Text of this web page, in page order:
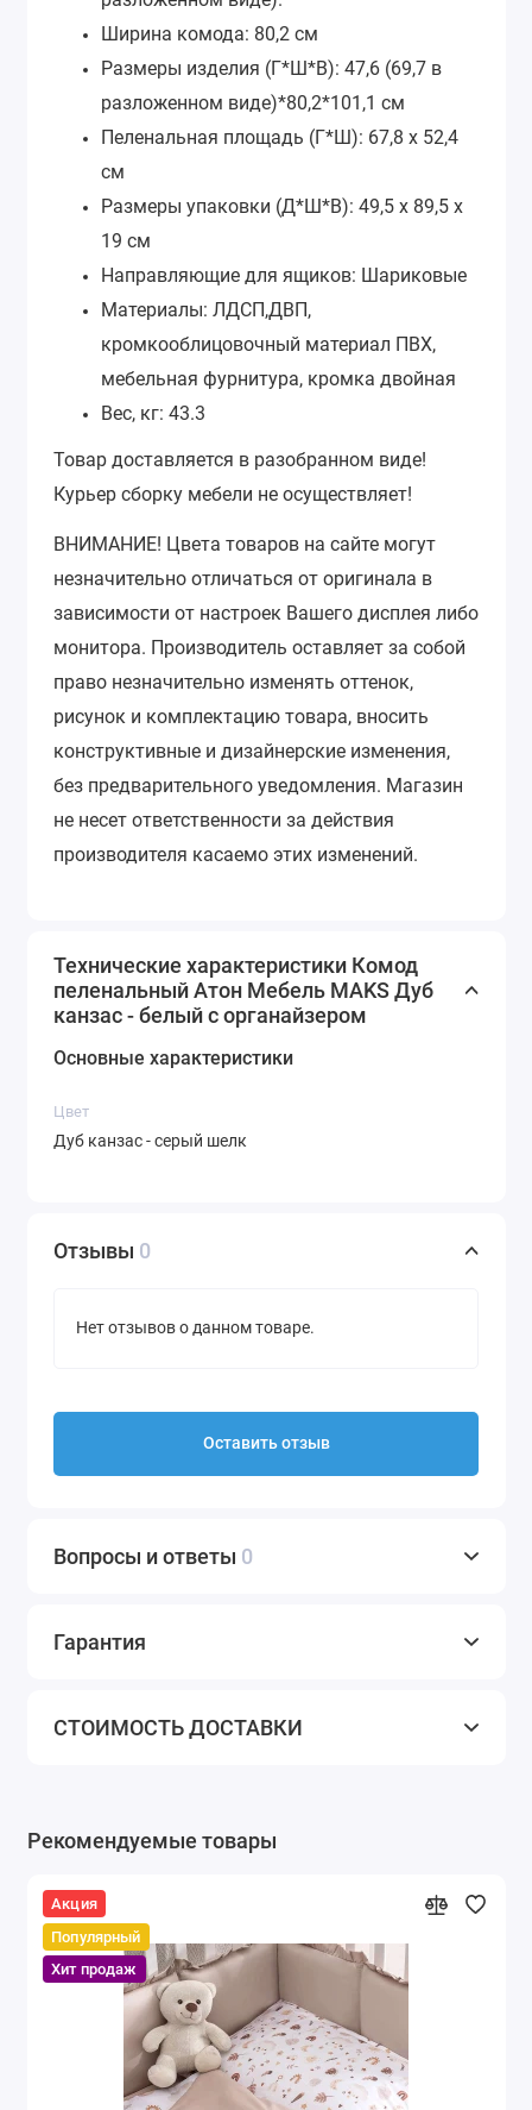
Ширина комода: 80,2 см
Размеры изделия (Г*Ш*В): 47,6 (69,7 в
разложенном виде)*80,2*101,1 см
Пеленальная площадь (Г*Ш): 67,8 х 52,4
см
Размеры упаковки (Д*Ш*В): 49,5 х 89,5 х
19 см
Направляющие для ящиков: Шариковые
Материалы: ЛДСП,ДВП,
кромкооблицовочный материал ПВХ,
мебельная фурнитура, кромка двойная
Вес, кг: 43.3
Товар доставляется в разобранном виде!
Курьер сборку мебели не осуществляет!
ВНИМАНИЕ! Цвета товаров на сайте могут
незначительно отличаться от оригинала в
зависимости от настроек Вашего дисплея либо
монитора. Производитель оставляет за собой
право незначительно изменять оттенок,
рисунок и комплектацию товара, вносить
конструктивные и дизайнерские изменения,
без предварительного уведомления. Магазин
не несет ответственности за действия
производителя касаемо этих изменений.
Технические характеристики Комод
пеленальный Атон Мебель MAKS Дуб
канзас - белый с органайзером
Основные характеристики
Цвет
Дуб канзас - серый шелк
Отзывы 0
Нет отзывов о данном товаре.
Оставить отзыв
Вопросы и ответы 0
Гарантия
СТОИМОСТЬ ДОСТАВКИ
Рекомендуемые товары
Акция
Популярный
Хит продаж